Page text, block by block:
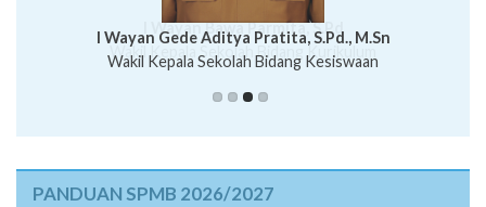
Putu Suhartana, S.Pd.
I Wayan Bawa Parmita, S.Pd
I Wayan Gede Aditya Pratita, S.Pd., M.Sn
Wakil Kepala Sekolah Bidang Kesiswaan
Ni Wayan Nopi Sutantri, S.Pd.
PANDUAN SPMB 2026/2027